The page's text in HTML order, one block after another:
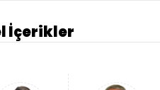
İçerikler